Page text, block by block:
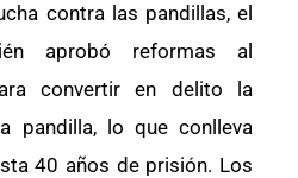
contra las pandillas, el
aprobó reformas al
convertir en delito la
pandilla, lo que conlleva
40 años de prisión. Los